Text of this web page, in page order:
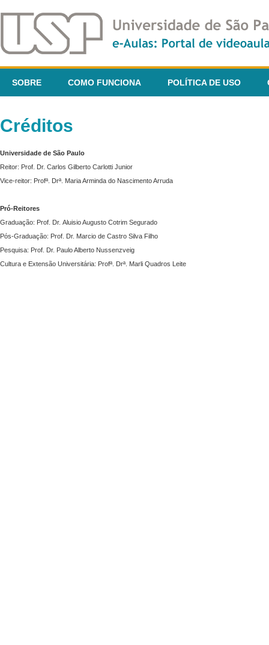
SOBRE COMO FUNCIONA POLÍTICA DE USO
Créditos
Universidade de São Paulo
Reitor: Prof. Dr. Carlos Gilberto Carlotti Junior
Vice-reitor: Profª. Drª. Maria Arminda do Nascimento Arruda
Pró-Reitores
Graduação: Prof. Dr. Aluisio Augusto Cotrim Segurado
Pós-Graduação: Prof. Dr. Marcio de Castro Silva Filho
Pesquisa: Prof. Dr. Paulo Alberto Nussenzveig
Cultura e Extensão Universitária: Profª. Drª. Marli Quadros Leite